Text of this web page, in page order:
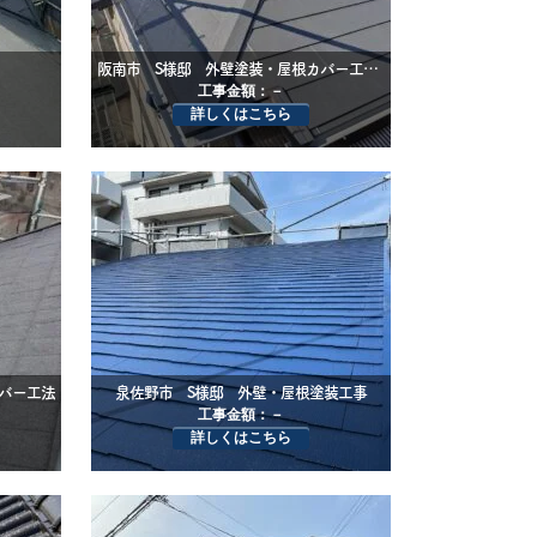
阪南市 S様邸 外壁塗装・屋根カバー工法工事
工事金額：－
詳しくはこちら
ー工法 泉佐野市 S様邸 外壁・屋根塗装工事
工事金額：－
詳しくはこちら